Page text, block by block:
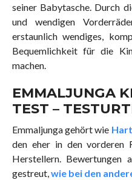
seiner Babytasche. Durch
und wendigen
erstaunlich wendiges,
Bequemlichkeit für die
machen.
EMMALJUNGA
TEST –
Emmaljunga gehört wie
den eher in den vorderen
Herstellern.
gestreut,wie bei den